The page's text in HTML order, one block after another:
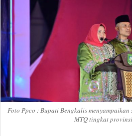
Foto Ppco : Bupati Bengkalis menyampaikan
MTQ tingkat